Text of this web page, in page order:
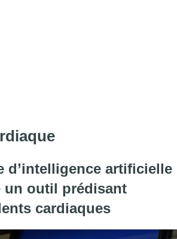
d’intelligence artificielle
un outil prédisant
cardiaques